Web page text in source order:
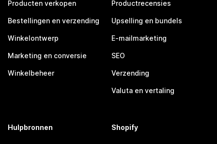
Producten verkopen
Bestellingen en verzending
Winkelontwerp
Marketing en conversie
Winkelbeheer
Productrecensies
Upselling en bundels
E-mailmarketing
SEO
Verzending
Valuta en vertaling
Hulpbronnen Shopify